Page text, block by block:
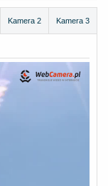
Kamera 2 Kamera 3